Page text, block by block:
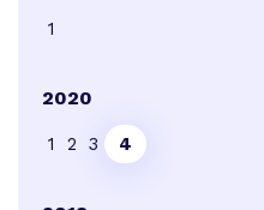
1
2020
1 2 3 4